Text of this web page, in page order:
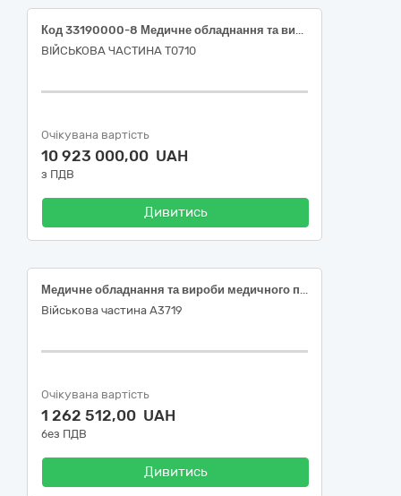
Код 33190000-8 Медичне обладнання та вироби медичного призначення різні (33196000-0 Аптечки першої медичної допомоги)
ВІЙСЬКОВА ЧАСТИНА Т0710
Очікувана вартість
10 923 000,00 UAH
з ПДВ
Дивитись
Медичне обладнання та вироби медичного призначення різні
Військова частина А3719
Очікувана вартість
1 262 512,00 UAH
без ПДВ
Дивитись